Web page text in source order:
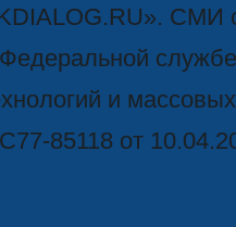
СМИ
и
85118 от